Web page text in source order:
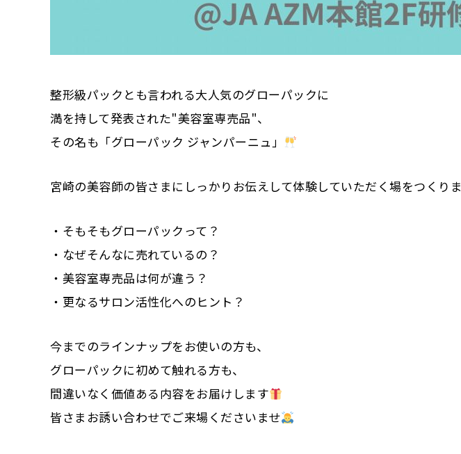
整形級パックとも言われる大人気のグローパックに
満を持して発表された"美容室専売品"、
その名も「グローパック ジャンパーニュ」
宮崎の美容師の皆さまにしっかりお伝えして体験していただく場をつくり
・そもそもグローパックって？
・なぜそんなに売れているの？
・美容室専売品は何が違う？
・更なるサロン活性化へのヒント？
今までのラインナップをお使いの方も、
グローパックに初めて触れる方も、
間違いなく価値ある内容をお届けします
皆さまお誘い合わせでご来場くださいませ